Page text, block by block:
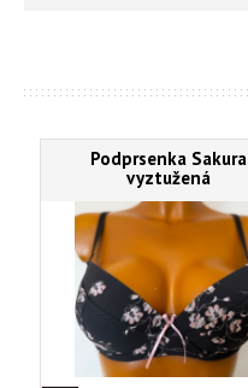
Podprsenka Sakura
vyztužená